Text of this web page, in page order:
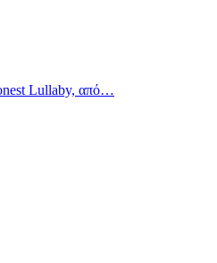
Lullaby, από…